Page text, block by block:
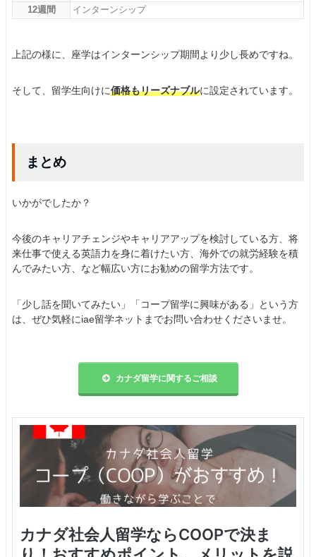
12週間
インターンシップ
上記の様に、座学はインターンシップ期間より少し長めですね。
そして、留学生向けに価格もリーズナブルに設定されています。
まとめ
いかがでしたか？
今後のキャリアチェンジやキャリアアップを検討している方、将
来仕事で使える英語力を身に着けたい方、海外での就労経験を積
んでみたい方、など幅広い方にお勧めの留学方法です。
「少し話を聞いてみたい」「コープ留学に興味がある」という方
は、ぜひ気軽にiae留学ネットまでお問い合わせくださいませ。
カナダ留学に関するご相談